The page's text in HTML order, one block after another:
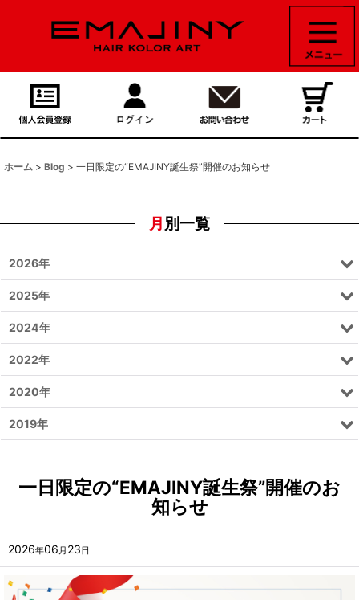
ホーム > Blog > 一日限定の“EMAJINY誕生祭”開催のお知らせ
一日限定の“EMAJINY誕生祭”開催のお
知らせ
2026年06 月 23 日
月別一覧
2026年
2025年
2024年
2022年
2020年
2019年